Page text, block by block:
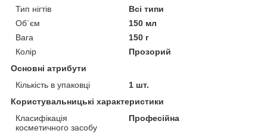
Тип нігтів
Всі типи
Об`єм
150 мл
Вага
150 г
Колір
Прозорий
Основні атрибути
Кількість в упаковці
1 шт.
Користувальницькі характеристики
Класифікація
косметичного засобу
Професійна